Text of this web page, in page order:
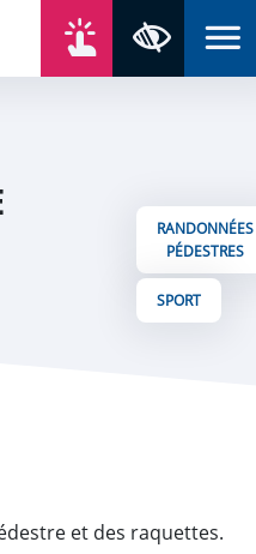
RANDONNÉES
PÉDESTRES
SPORT
et des raquettes.